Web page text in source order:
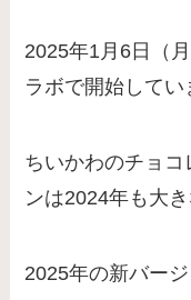
2025年1月6日（
ラボで開始してい
ちいかわのチョ
ンは2024年も大
2025年の新バー